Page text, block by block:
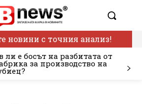
новини с точния анализ!
ли е босът на разбитата от
за производство на